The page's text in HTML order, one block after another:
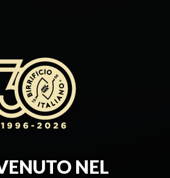
NEL